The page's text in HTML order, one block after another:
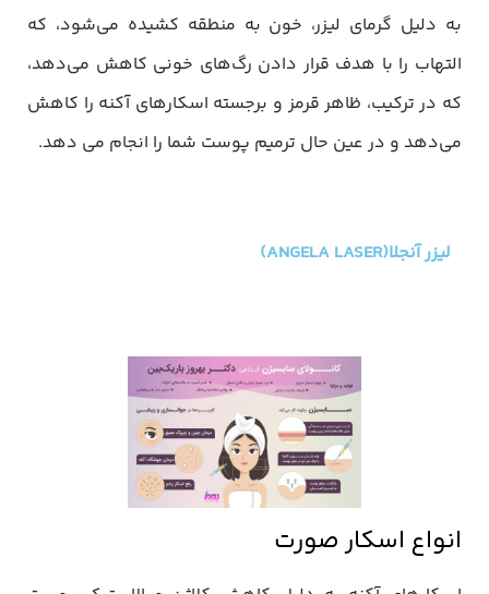
به دلیل گرمای لیزر، خون به منطقه کشیده می‌شود، که
التهاب را با هدف قرار دادن رگ‌های خونی کاهش می‌دهد،
که در ترکیب، ظاهر قرمز و برجسته اسکارهای آکنه را کاهش
می‌دهد و در عین حال ترمیم پوست شما را انجام می دهد.
لیزر آنجلا(ANGELA LASER)
انواع اسکار صورت